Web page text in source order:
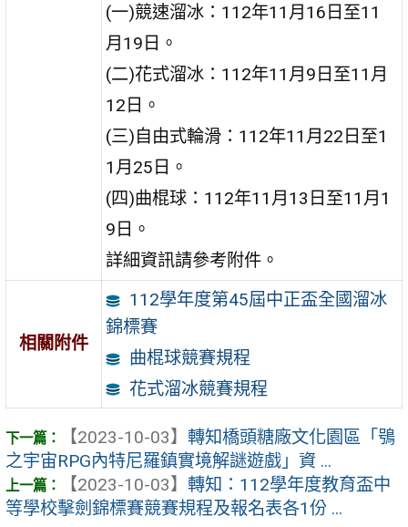
(一)競速溜冰：112年11月16日至11
月19日。
(二)花式溜冰：112年11月9日至11月
12日。
(三)自由式輪滑：112年11月22日至1
1月25日。
(四)曲棍球：112年11月13日至11月1
9日。
詳細資訊請參考附件。
相關附件
112學年度第45屆中正盃全國溜冰
錦標賽
曲棍球競賽規程
花式溜冰競賽規程
【2023-10-03】 轉知橋頭糖廠文化園區「鴞
之宇宙RPG內特尼羅鎮實境解謎遊戲」資 ...
【2023-10-03】 轉知：112學年度教育盃中
等學校擊劍錦標賽競賽規程及報名表各1份 ...